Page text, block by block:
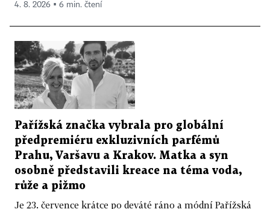
4. 8. 2026 ▪ 6 min. čtení
Pařížská značka vybrala pro globální
předpremiéru exkluzivních parfémů
Prahu, Varšavu a Krakov. Matka a syn
osobně představili kreace na téma voda,
růže a pižmo
Je 23. července krátce po deváté ráno a módní Pařížská